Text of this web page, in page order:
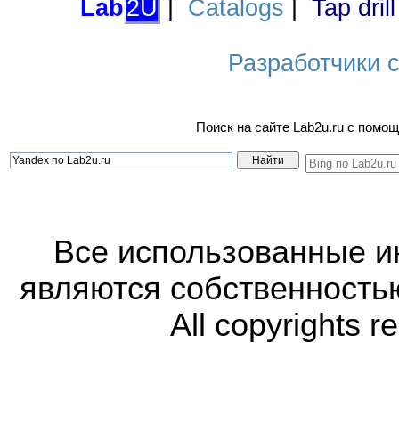
Lab2U Catalogs Tap
Разработчики
Поиск на сайте Lab2u.ru с
Все использованные
являются
All copyrights